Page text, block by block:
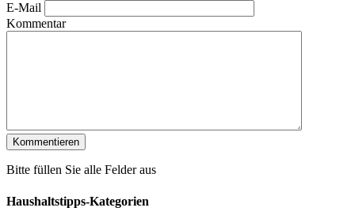
E-Mail
Kommentar
Bitte füllen Sie alle Felder aus
Haushaltstipps-Kategorien